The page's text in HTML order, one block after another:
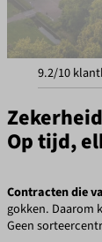
9.2/10
Op tijd,
Contracten die
gokken. Daarom
Geen